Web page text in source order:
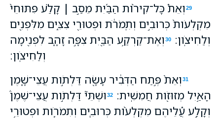
29 וְאֵת֩ כָּל־קִירֹ֨ות הַבַּ֜יִת מֵסַ֣ב ׀ קָלַ֗ע פִּתּוּחֵי֙
מִקְלְעֹות֙ כְּרוּבִ֣ים וְתִֽמֹרֹ֔ת וּפְטוּרֵ֖י צִצִּ֑ים מִלִּפְנִ֖ים
וְלַחִיצֹֽון׃
30 וְאֶת־קַרְקַ֥ע הַבַּ֖יִת צִפָּ֣ה זָהָ֑ב לִפְנִ֖ימָה
וְלַחִיצֹֽון׃
31 וְאֵת֙ פֶּ֣תַח הַדְּבִ֔יר עָשָׂ֖ה דַּלְתֹ֣ות עֲצֵי־שָׁ֑מֶן
הָאַ֥יִל מְזוּזֹ֖ות חֲמִשִֽׁית׃
32 וּשְׁתֵּי֮ דַּלְתֹ֣ות עֲצֵי־שֶׁמֶן֒
וְקָלַ֣ע עֲ֠לֵיהֶם מִקְלְעֹ֨ות כְּרוּבִ֧ים וְתִמֹרֹ֛ות וּפְטוּרֵ֥י